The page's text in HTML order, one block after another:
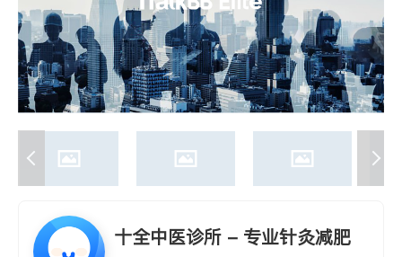
养老 非盈利组织
十全中医诊所 - 专业针灸减肥